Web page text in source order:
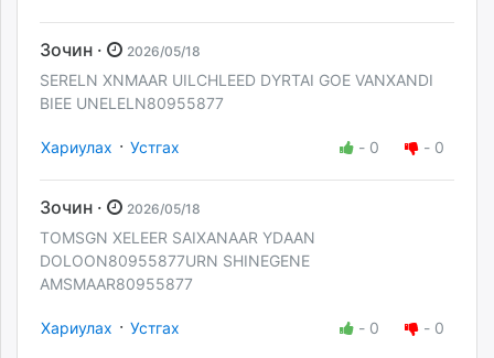
Зочин · 2026/05/18
SERELN XNMAAR UILCHLEED DYRTAI GOE VANXANDI
BIEE UNELELN80955877
Хариулах · Устгах - 0 - 0
Зочин · 2026/05/18
TOMSGN XELEER SAIXANAAR YDAAN
DOLOON80955877URN SHINEGENE
AMSMAAR80955877
Хариулах · Устгах - 0 - 0